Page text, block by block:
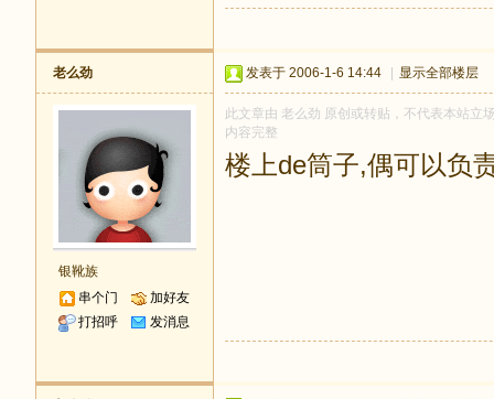
老么劲
银靴族
串个门
加好友
打招呼
发消息
发表于 2006-1-6 14:44 显示全部楼层
此文章由 老么劲 原创或转贴，不代表本站立
内容完整
楼上de筒子,偶可以负